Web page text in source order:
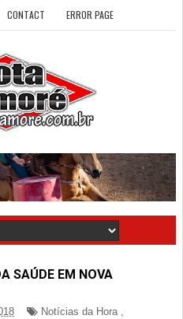
CONTACT ERROR PAGE
SAÚDE EM NOVA
Notícias da Hora,